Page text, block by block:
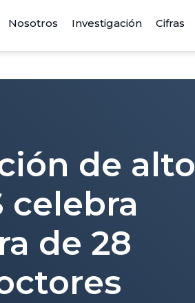
Nosotros Investigación Cifras
de alto
celebra
de 28